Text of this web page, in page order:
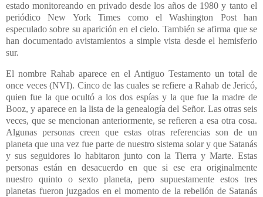
estado monitoreando en privado desde los años de 1980 y tanto el
periódico New York Times como el Washington Post han
especulado sobre su aparición en el cielo. También se afirma que se
han documentado avistamientos a simple vista desde el hemisferio
sur.
El nombre Rahab aparece en el Antiguo Testamento un total de
once veces (NVI). Cinco de las cuales se refiere a Rahab de Jericó,
quien fue la que ocultó a los dos espías y la que fue la madre de
Booz, y aparece en la lista de la genealogía del Señor. Las otras seis
veces, que se mencionan anteriormente, se refieren a esa otra cosa.
Algunas personas creen que estas otras referencias son de un
planeta que una vez fue parte de nuestro sistema solar y que Satanás
y sus seguidores lo habitaron junto con la Tierra y Marte. Estas
personas están en desacuerdo en que si ese era originalmente
nuestro quinto o sexto planeta, pero supuestamente estos tres
planetas fueron juzgados en el momento de la rebelión de Satanás